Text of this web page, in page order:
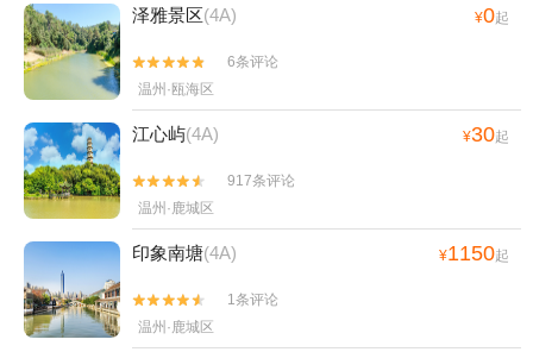
泽雅景区(4A) ¥0起


6条评论
温州·瓯海区
江心屿(4A) ¥30起


917条评论
温州·鹿城区
印象南塘(4A) ¥1150起


1条评论
温州·鹿城区